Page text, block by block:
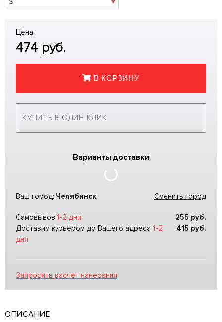
Цена:
474 руб.
В КОРЗИНУ
КУПИТЬ В ОДИН КЛИК
Варианты доставки
Ваш город: Челябинск Сменить город
Самовывоз 1-2 дня 255 руб.
Доставим курьером до Вашего адреса 1-2
дня
415 руб.
Запросить расчет нанесения
ОПИСАНИЕ